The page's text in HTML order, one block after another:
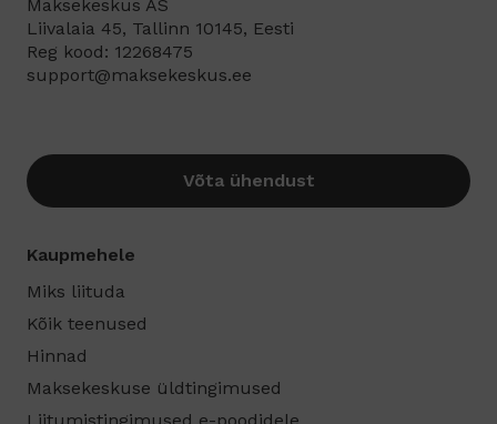
Maksekeskus AS
Liivalaia 45, Tallinn 10145, Eesti
Reg kood: 12268475
support@maksekeskus.ee
Võta ühendust
Kaupmehele
Miks liituda
Kõik teenused
Hinnad
Maksekeskuse üldtingimused